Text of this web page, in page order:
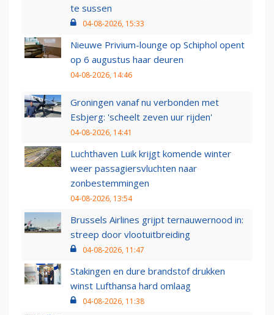
te sussen
04-08-2026, 15:33
Nieuwe Privium-lounge op Schiphol opent
op 6 augustus haar deuren
04-08-2026, 14:46
Groningen vanaf nu verbonden met
Esbjerg: 'scheelt zeven uur rijden'
04-08-2026, 14:41
Luchthaven Luik krijgt komende winter
weer passagiersvluchten naar
zonbestemmingen
04-08-2026, 13:54
Brussels Airlines grijpt ternauwernood in:
streep door vlootuitbreiding
04-08-2026, 11:47
Stakingen en dure brandstof drukken
winst Lufthansa hard omlaag
04-08-2026, 11:38